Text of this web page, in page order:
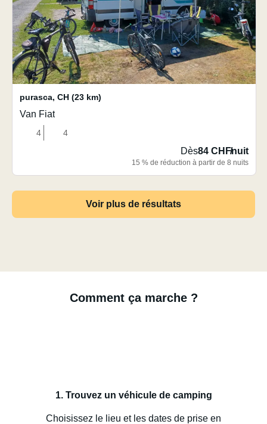
purasca, CH (23 km)
Van Fiat
4 4
Dès84 CHF/nuit
15 % de réduction à partir de 8 nuits
Voir plus de résultats
Comment ça marche ?
1. Trouvez un véhicule de camping
Choisissez le lieu et les dates de prise en